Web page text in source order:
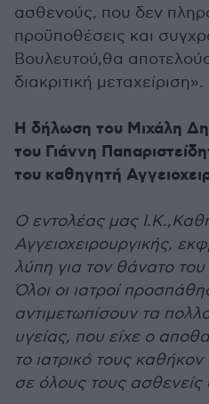
ασθενούς, που δεν
προϋποθέσεις και
Βουλευτού,θα
διακριτική μεταχείριση».
Η δήλωση του Μιχάλη
του Γιάννη
του καθηγητή
Ο εντολέας μας
Αγγειοχειρουργικής,
λύπη για τον θάνατο
Όλοι οι ιατροί
αντιμετωπίσουν τα
υγείας, που είχε ο
το ιατρικό τους
σε όλους τους ασθενείς